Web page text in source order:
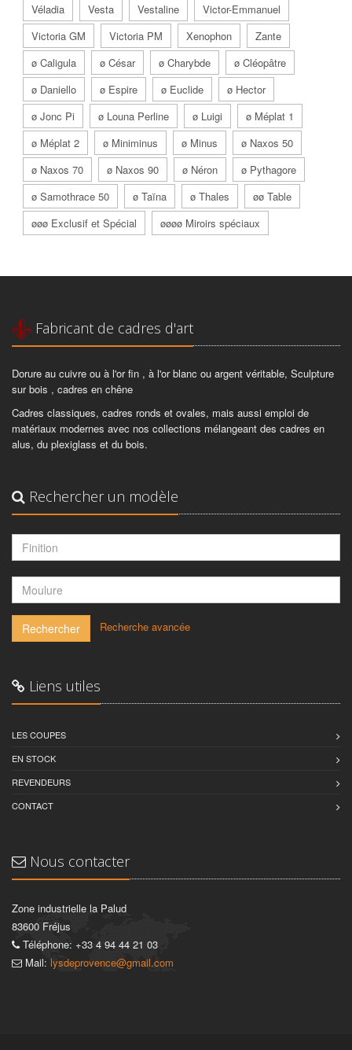
Véladia
Vesta Vestaline
Victor-Emmanuel
Victoria GM
Victoria PM Xenophon
Zante
ø Caligula
ø César ø Charybde
ø Cléopâtre
ø Daniello
ø Espire ø Euclide
ø Hector
ø Jonc Pi
ø Louna Perline ø Luigi
ø Méplat 1
ø Méplat 2
ø Miniminus ø Minus
ø Naxos 50
ø Naxos 70
ø Naxos 90 ø Néron
ø Pythagore
ø Samothrace 50
ø Taïna ø Thales
øø Table
øøø Exclusif et Spécial
øøøø Miroirs spéciaux
Fabricant de cadres d'art
Dorure au cuivre ou à l'or fin , à l'or blanc ou argent véritable, Sculpture
sur bois , cadres en chêne
Cadres classiques, cadres ronds et ovales, mais aussi emploi de
matériaux modernes avec nos collections mélangeant des cadres en
alus, du plexiglass et du bois.
Rechercher un modèle
Rechercher Recherche avancée
Liens utiles
LES COUPES
EN STOCK
REVENDEURS
CONTACT
Nous contacter
Zone industrielle la Palud
83600 Fréjus
Téléphone: +33 4 94 44 21 03
Mail: lysdeprovence@gmail.com